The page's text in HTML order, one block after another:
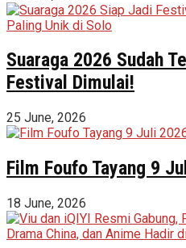
Suaraga 2026 Sudah
Festival Dimulai!
25 June, 2026
Film Foufo Tayang 9
18 June, 2026